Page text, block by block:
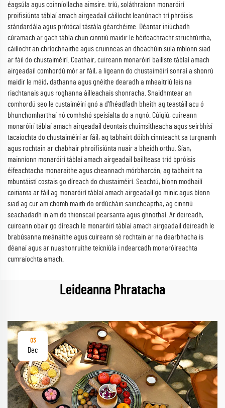
éagsúla agus coinníollacha aimsire. tríú, soláthraíonn monaróirí
proifisiúnta táblaí amach airgeadail cáilíocht leanúnach trí phróisis
stándardála agus prótócaí tástála géarchéime. Déantar iniúchadh
cúramach ar gach tábla chun cinntiú maidir le héifeachtacht struchtúrtha,
cáilíocht an chríochnaithe agus cruinneas an dheachúin sula mbíonn siad
ar fáil do chustaiméirí. Ceathair, cuireann monaróirí bailíste táblaí amach
airgeadail comhordú mór ar fáil, a ligeann do chustaiméirí sonraí a shonrú
maidir le méid, dathanna agus gnéithe dearadh a mheaitriú leis na
riachtanais agus roghanna áilleachais shonracha. Snaidhmtear an
comhordú seo le custaiméirí gnó a d'fhéadfadh bheith ag teastáil acu ó
bhunchomharthaí nó comhshó speisialta do a ngnó. Cúigiú, cuireann
monaróirí táblaí amach airgeadail deontais chuimsitheacha agus seirbhísí
tacaíochta do chustaiméirí ar fáil, ag tabhairt dóibh cinnteacht sa turgnamh
agus rochtain ar chabhair phroifisiúnta nuair a bheidh orthu. Sían,
mainníonn monaróirí táblaí amach airgeadail baillteasa tríd bpróisis
éifeachtacha monaraithe agus cheannach mórbharcán, ag tabhairt na
mbuntáistí costais go díreach do chustaiméirí. Seachtú, bíonn modhailí
coitianta ar fáil ag monaróirí táblaí amach airgeadail go minic agus bíonn
siad ag cur am chomh maith do ordúcháin saincheaptha, ag cinntiú
seachadadh in am do thionscail pearsanta agus ghnothaí. Ar deireadh,
cuireann obair go díreach le monaróirí táblaí amach airgeadail deireadh le
brabúsanna meánaithe agus cuireann sé rochtain ar na dearbhacha is
déanaí agus ar nuashonruithe teicniúla i ndearcadh monaróireachta
cumraíochta amach.
Leideanna Phratacha
03
Dec